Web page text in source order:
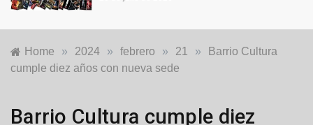
Home » 2024 » febrero » 21 »
Barrio Cultura
cumple diez años con nueva sede
Generales
Barrio Cultura cumple diez